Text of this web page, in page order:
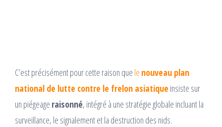
C’est précisément pour cette raison que le nouveau plan
national de lutte contre le frelon asiatique insiste sur
un piégeage raisonné, intégré à une stratégie globale incluant la
surveillance, le signalement et la destruction des nids.